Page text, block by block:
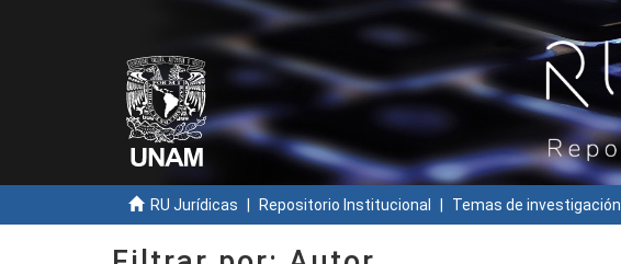
RU Jurídicas Repositorio Institucional Temas de investigación